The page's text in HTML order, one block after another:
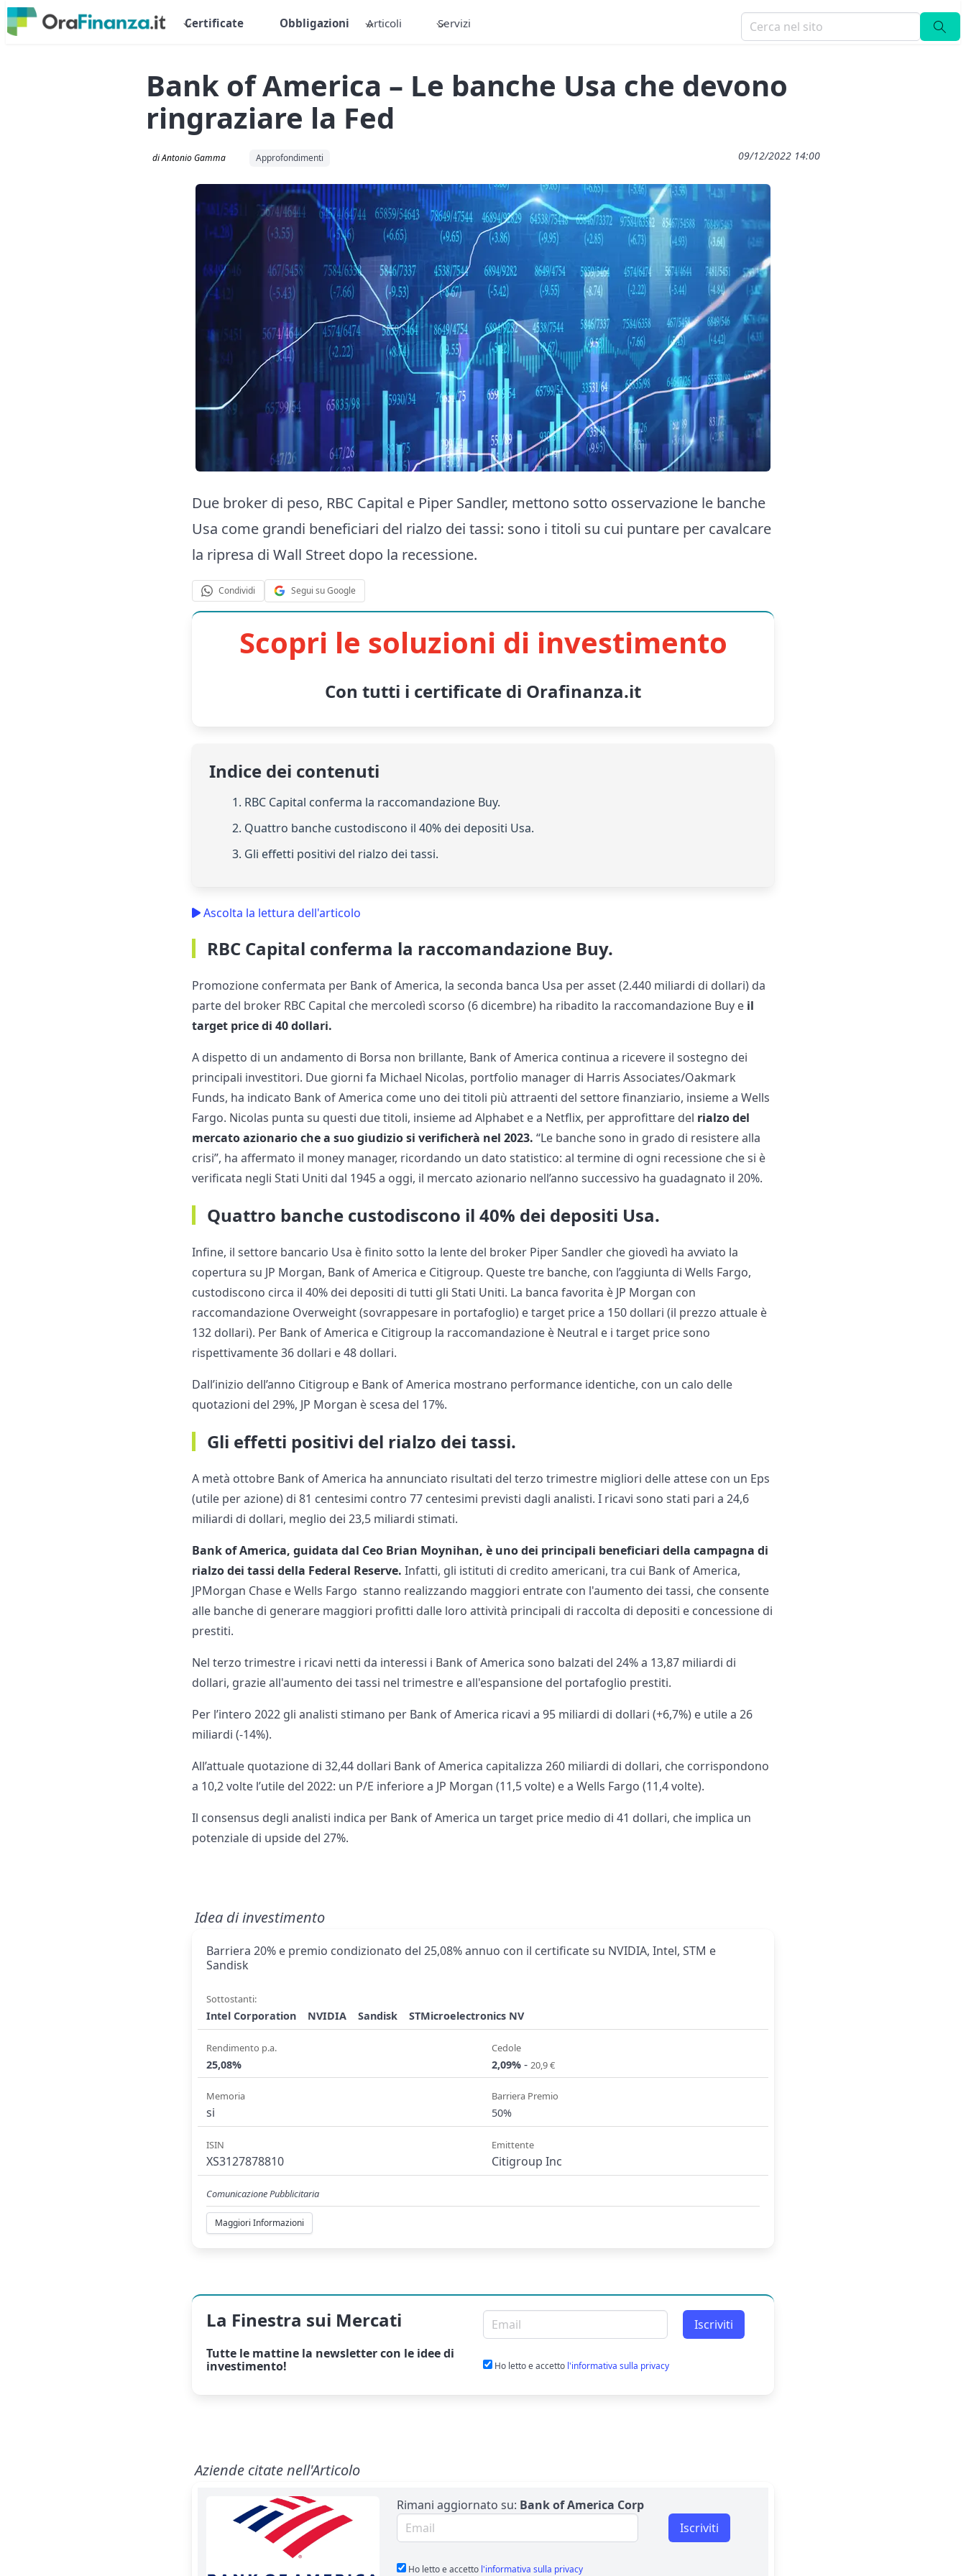
Certificate Obbligazioni Articoli Servizi
Bank of America – Le banche Usa che devono
ringraziare la Fed
di Antonio Gamma Approfondimenti 09/12/2022 14:00
Due broker di peso, RBC Capital e Piper Sandler, mettono sotto osservazione le banche
Usa come grandi beneficiari del rialzo dei tassi: sono i titoli su cui puntare per cavalcare
la ripresa di Wall Street dopo la recessione.
Condividi Segui su Google
Scopri le soluzioni di investimento
Con tutti i certificate di Orafinanza.it
Indice dei contenuti
1. RBC Capital conferma la raccomandazione Buy.
2. Quattro banche custodiscono il 40% dei depositi Usa.
3. Gli effetti positivi del rialzo dei tassi.
Ascolta la lettura dell'articolo
RBC Capital conferma la raccomandazione Buy.
Promozione confermata per Bank of America, la seconda banca Usa per asset (2.440 miliardi di dollari) da
parte del broker RBC Capital che mercoledì scorso (6 dicembre) ha ribadito la raccomandazione Buy e il
target price di 40 dollari.
A dispetto di un andamento di Borsa non brillante, Bank of America continua a ricevere il sostegno dei
principali investitori. Due giorni fa Michael Nicolas, portfolio manager di Harris Associates/Oakmark
Funds, ha indicato Bank of America come uno dei titoli più attraenti del settore finanziario, insieme a Wells
Fargo. Nicolas punta su questi due titoli, insieme ad Alphabet e a Netflix, per approfittare del rialzo del
mercato azionario che a suo giudizio si verificherà nel 2023. “Le banche sono in grado di resistere alla
crisi”, ha affermato il money manager, ricordando un dato statistico: al termine di ogni recessione che si è
verificata negli Stati Uniti dal 1945 a oggi, il mercato azionario nell’anno successivo ha guadagnato il 20%.
Quattro banche custodiscono il 40% dei depositi Usa.
Infine, il settore bancario Usa è finito sotto la lente del broker Piper Sandler che giovedì ha avviato la
copertura su JP Morgan, Bank of America e Citigroup. Queste tre banche, con l’aggiunta di Wells Fargo,
custodiscono circa il 40% dei depositi di tutti gli Stati Uniti. La banca favorita è JP Morgan con
raccomandazione Overweight (sovrappesare in portafoglio) e target price a 150 dollari (il prezzo attuale è
132 dollari). Per Bank of America e Citigroup la raccomandazione è Neutral e i target price sono
rispettivamente 36 dollari e 48 dollari.
Dall’inizio dell’anno Citigroup e Bank of America mostrano performance identiche, con un calo delle
quotazioni del 29%, JP Morgan è scesa del 17%.
Gli effetti positivi del rialzo dei tassi.
A metà ottobre Bank of America ha annunciato risultati del terzo trimestre migliori delle attese con un Eps
(utile per azione) di 81 centesimi contro 77 centesimi previsti dagli analisti. I ricavi sono stati pari a 24,6
miliardi di dollari, meglio dei 23,5 miliardi stimati.
Bank of America, guidata dal Ceo Brian Moynihan, è uno dei principali beneficiari della campagna di
rialzo dei tassi della Federal Reserve. Infatti, gli istituti di credito americani, tra cui Bank of America,
JPMorgan Chase e Wells Fargo stanno realizzando maggiori entrate con l'aumento dei tassi, che consente
alle banche di generare maggiori profitti dalle loro attività principali di raccolta di depositi e concessione di
prestiti.
Nel terzo trimestre i ricavi netti da interessi i Bank of America sono balzati del 24% a 13,87 miliardi di
dollari, grazie all'aumento dei tassi nel trimestre e all'espansione del portafoglio prestiti.
Per l’intero 2022 gli analisti stimano per Bank of America ricavi a 95 miliardi di dollari (+6,7%) e utile a 26
miliardi (-14%).
All’attuale quotazione di 32,44 dollari Bank of America capitalizza 260 miliardi di dollari, che corrispondono
a 10,2 volte l’utile del 2022: un P/E inferiore a JP Morgan (11,5 volte) e a Wells Fargo (11,4 volte).
Il consensus degli analisti indica per Bank of America un target price medio di 41 dollari, che implica un
potenziale di upside del 27%.
Idea di investimento
Barriera 20% e premio condizionato del 25,08% annuo con il certificate su NVIDIA, Intel, STM e
Sandisk
Sottostanti:
Intel Corporation NVIDIA Sandisk STMicroelectronics NV
Rendimento p.a.
25,08%
Cedole
2,09% - 20,9 €
Memoria
si
Barriera Premio
50%
ISIN
XS3127878810
Emittente
Citigroup Inc
Comunicazione Pubblicitaria
Maggiori Informazioni
La Finestra sui Mercati
Tutte le mattine la newslettercon le idee di
investimento!
Email per newsletter Iscriviti
Ho letto e accetto l'informativa sulla privacy
Aziende citate nell'Articolo
Rimani aggiornato su: Bank of America Corp
Email per newsletter
Iscriviti
Ho letto e accetto l'informativa sulla privacy